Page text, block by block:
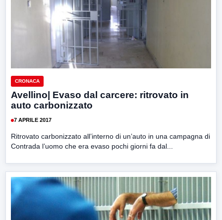
CRONACA
Avellino| Evaso dal carcere: ritrovato in
auto carbonizzato
7 APRILE 2017
Ritrovato carbonizzato all’interno di un’auto in una campagna di
Contrada l’uomo che era evaso pochi giorni fa dal...